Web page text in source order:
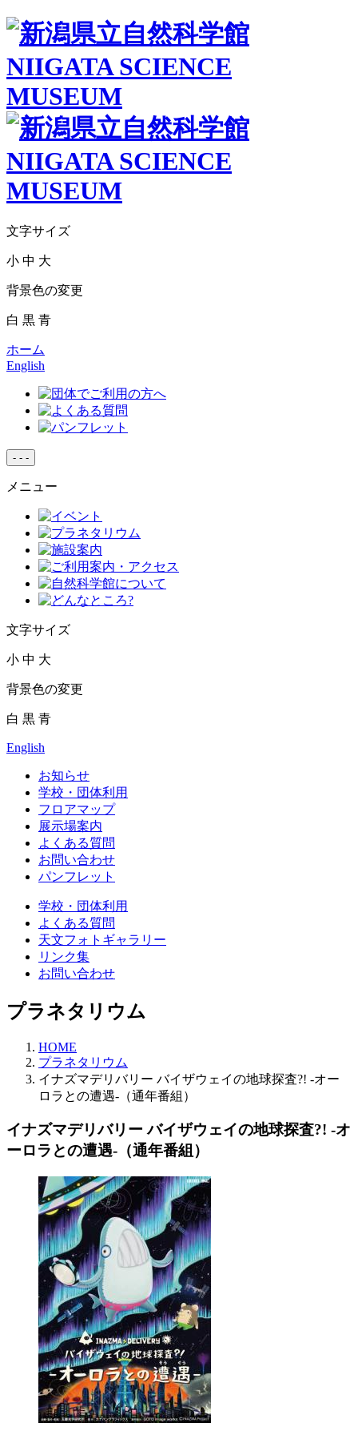
文字サイズ
小 中 大
背景色の変更
白 黒 青
ホーム
English
- - -
メニュー
文字サイズ
小 中 大
背景色の変更
白 黒 青
English
お知らせ
学校・団体利用
フロアマップ
展示場案内
よくある質問
お問い合わせ
パンフレット
学校・団体利用
よくある質問
天文フォトギャラリー
リンク集
お問い合わせ
プラネタリウム
HOME
プラネタリウム
イナズマデリバリー バイザウェイの地球探査?! -オー
ロラとの遭遇-（通年番組）
イナズマデリバリー バイザウェイの地球探査?! -オ
ーロラとの遭遇-（通年番組）